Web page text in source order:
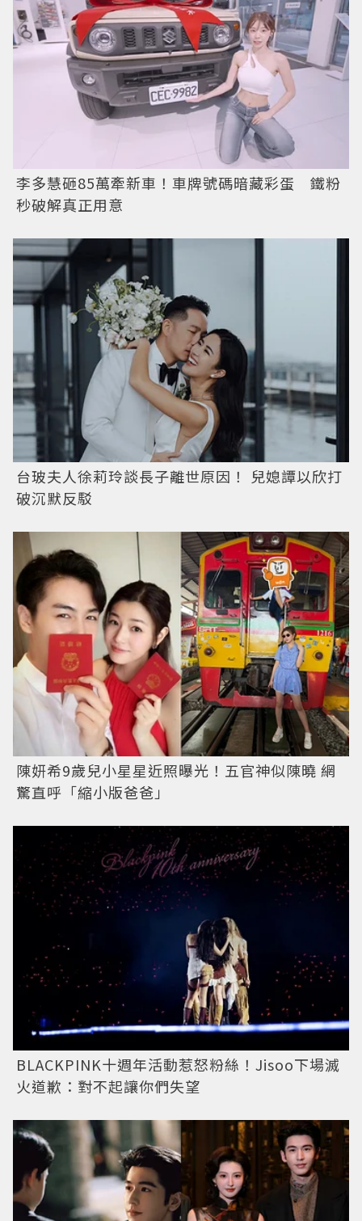
李多慧砸85萬牽新車！車牌號碼暗藏彩蛋 鐵粉
秒破解真正用意
台玻夫人徐莉玲談長子離世原因！ 兒媳譚以欣打
破沉默反駁
陳妍希9歲兒小星星近照曝光！五官神似陳曉 網
驚直呼「縮小版爸爸」
BLACKPINK十週年活動惹怒粉絲！Jisoo下場滅
火道歉：對不起讓你們失望